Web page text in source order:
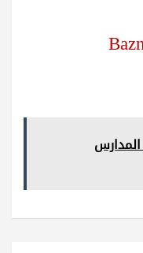
المدارس